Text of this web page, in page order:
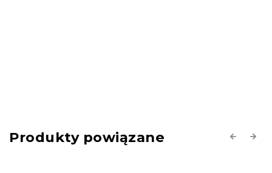
Produkty powiązane Previous
Next